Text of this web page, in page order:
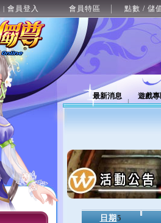
| 會員登入 會員特區 點數 / 儲
最新消息 遊戲
日期 5